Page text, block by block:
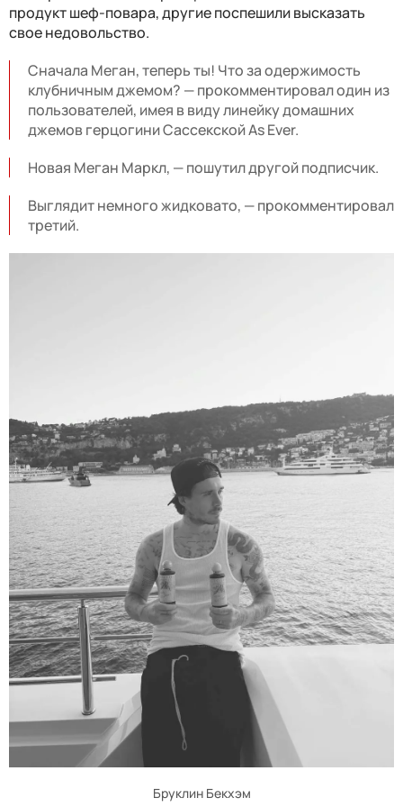
продукт шеф-повара, другие поспешили высказать
свое недовольство.
Сначала Меган, теперь ты! Что за одержимость
клубничным джемом? — прокомментировал один из
пользователей, имея в виду линейку домашних
джемов герцогини Сассекской As Ever.
Новая Меган Маркл, — пошутил другой подписчик.
Выглядит немного жидковато, — прокомментировал
третий.
Бруклин Бекхэм